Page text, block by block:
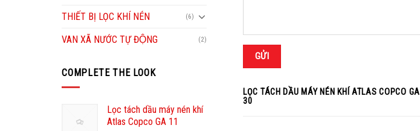
LỌC TÁCH DẦU MÁY NÉN KHÍ ATLAS COPCO GA
30
THIẾT BỊ LỌC KHÍ NÉN (6)
VAN XÃ NƯỚC TỰ ĐỘNG (2)
COMPLETE THE LOOK
Lọc tách dầu máy nén khí
Atlas Copco GA 11